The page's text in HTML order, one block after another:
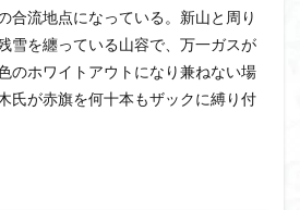
合流地点になっている。新山と周り
雪を纏っている山容で、万一ガスが
のホワイトアウトになり兼ねない場
氏が赤旗を何十本もザックに縛り付